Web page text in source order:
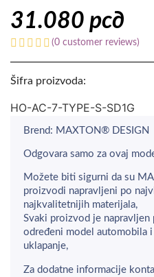
31.080 рсд
(0 customer reviews)
Šifra proizvoda:
HO-AC-7-TYPE-S-SD1G
Brend: MAXTON® DESIGN
Odgovara samo za ovaj
Možete biti sigurni da su
proizvodi napravljeni po
najkvalitetnijih materijala,
Svaki proizvod je napravljen
određeni model automobila
uklapanje,
Za dodatne informacije